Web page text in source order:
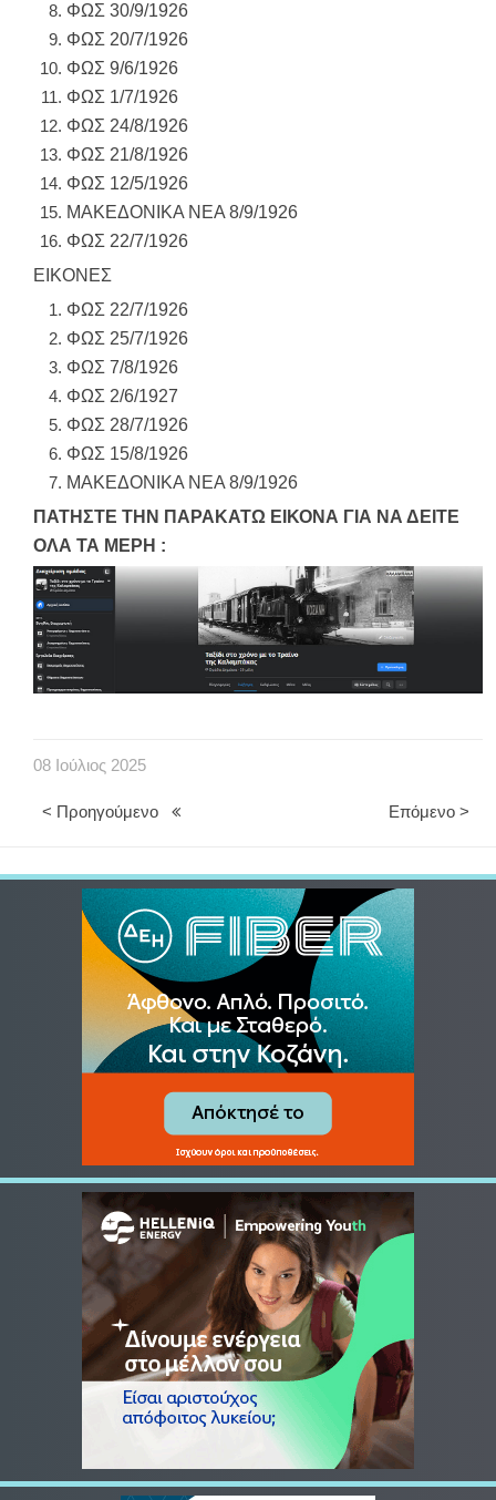
ΦΩΣ 30/9/1926
ΦΩΣ 20/7/1926
ΦΩΣ 9/6/1926
ΦΩΣ 1/7/1926
ΦΩΣ 24/8/1926
ΦΩΣ 21/8/1926
ΦΩΣ 12/5/1926
ΜΑΚΕΔΟΝΙΚΑ ΝΕΑ 8/9/1926
ΦΩΣ 22/7/1926
ΕΙΚΟΝΕΣ
ΦΩΣ 22/7/1926
ΦΩΣ 25/7/1926
ΦΩΣ 7/8/1926
ΦΩΣ 2/6/1927
ΦΩΣ 28/7/1926
ΦΩΣ 15/8/1926
ΜΑΚΕΔΟΝΙΚΑ ΝΕΑ 8/9/1926
ΠΑΤΗΣΤΕ ΤΗΝ ΠΑΡΑΚΑΤΩ ΕΙΚΟΝΑ ΓΙΑ ΝΑ ΔΕΙΤΕ
ΟΛΑ ΤΑ ΜΕΡΗ :
08 Ιούλιος 2025
< Προηγούμενο Επόμενο >